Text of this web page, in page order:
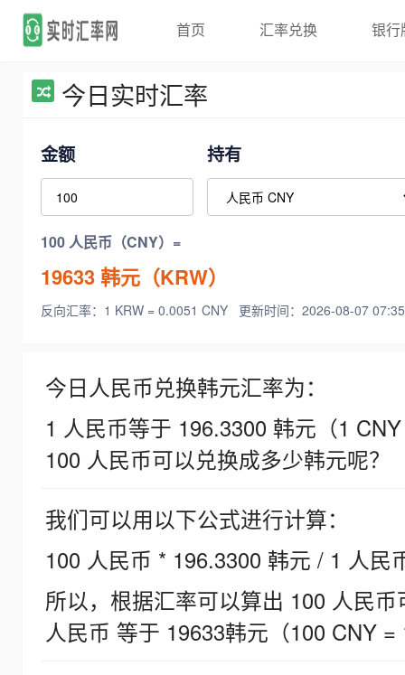
首页 汇率兑换 银行
今日实时汇率
金额 持有
100 人民币（CNY）=
19633韩元（KRW）
反向汇率：1 KRW = 0.0051 CNY 更新时间：2026-08-07
今日人民币兑换韩元汇率为：
1 人民币等于 196.3300 韩元（1
100 人民币可以兑换成多少韩元呢？
我们可以用以下公式进行计算：
100 人民币 * 196.3300 韩元 / 1 人民
所以，根据汇率可以算出 100 人民
人民币 等于 19633韩元（100 CNY =